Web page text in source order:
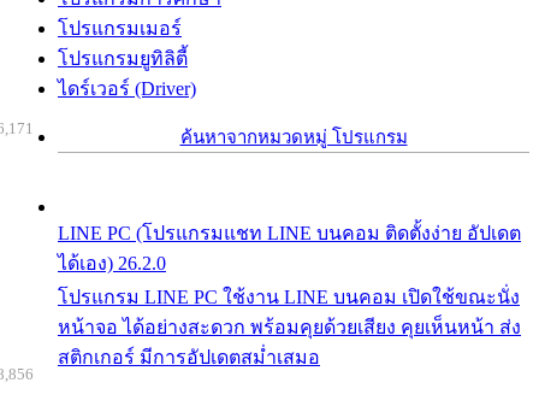
โปรแกรมเมอร์
โปรแกรมยูทิลิตี้
ไดร์เวอร์ (Driver)
ค้นหาจากหมวดหมู่ โปรแกรม
LINE PC (โปรแกรมแชท LINE บนคอม ติดตั้งง่าย อัปเดต
ได้เอง) 26.2.0
โปรแกรม LINE PC ใช้งาน LINE บนคอม เปิดใช้ขณะนั่ง
หน้าจอ ได้อย่างสะดวก พร้อมคุยด้วยเสียง คุยเห็นหน้า ส่ง
สติกเกอร์ มีการอัปเดตสม่ำเสมอ